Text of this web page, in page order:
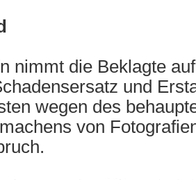
nimmt die Beklagte
und
wegen des
von